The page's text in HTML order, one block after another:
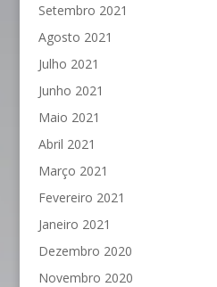
Setembro 2021
Agosto 2021
Julho 2021
Junho 2021
Maio 2021
Abril 2021
Março 2021
Fevereiro 2021
Janeiro 2021
Dezembro 2020
Novembro 2020